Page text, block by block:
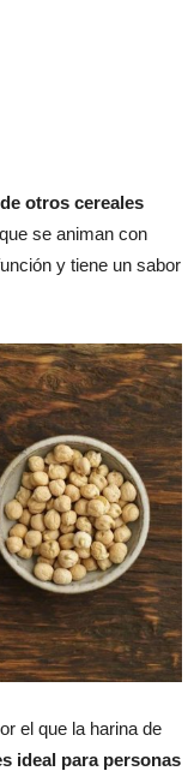
otros cereales
se animan con
y tiene un sabor
el que la harina de
ideal para personas